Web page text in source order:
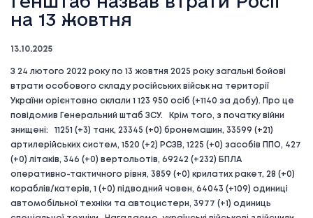
на 13 жовтня
13.10.2025
З 24 лютого 2022 року по 13 жовтня 2025 року загальні бойові
втрати особового складу російських військ на території
України орієнтовно склали 1 123 950 осіб (+1140 за добу). Про це
повідомив Генеральний штаб ЗСУ. Крім того, з початку війни
знищені: 11251 (+3) танк, 23345 (+0) бронемашин, 33599 (+21)
артилерійських систем, 1520 (+2) РСЗВ, 1225 (+0) засобів ППО, 427
(+0) літаків, 346 (+0) вертольотів, 69242 (+232) БПЛА
оперативно-тактичного рівня, 3859 (+0) крилатих ракет, 28 (+0)
кораблів/катерів, 1 (+0) підводний човен, 64043 (+109) одиниці
автомобільної техніки та автоцистерн, 3977 (+1) одиниць